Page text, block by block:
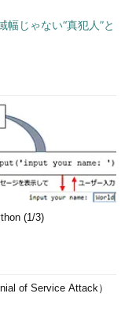
幅じゃない“真犯人”と
(1/3)
of Service Attack）